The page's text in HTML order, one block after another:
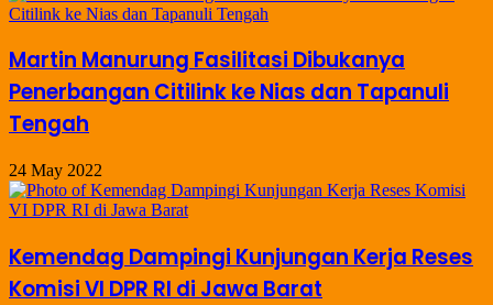
Martin Manurung Fasilitasi Dibukanya
Penerbangan Citilink ke Nias dan Tapanuli
Tengah
24 May 2022
Kemendag Dampingi Kunjungan Kerja Reses
Komisi VI DPR RI di Jawa Barat